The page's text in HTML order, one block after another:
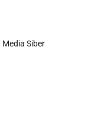
Siber